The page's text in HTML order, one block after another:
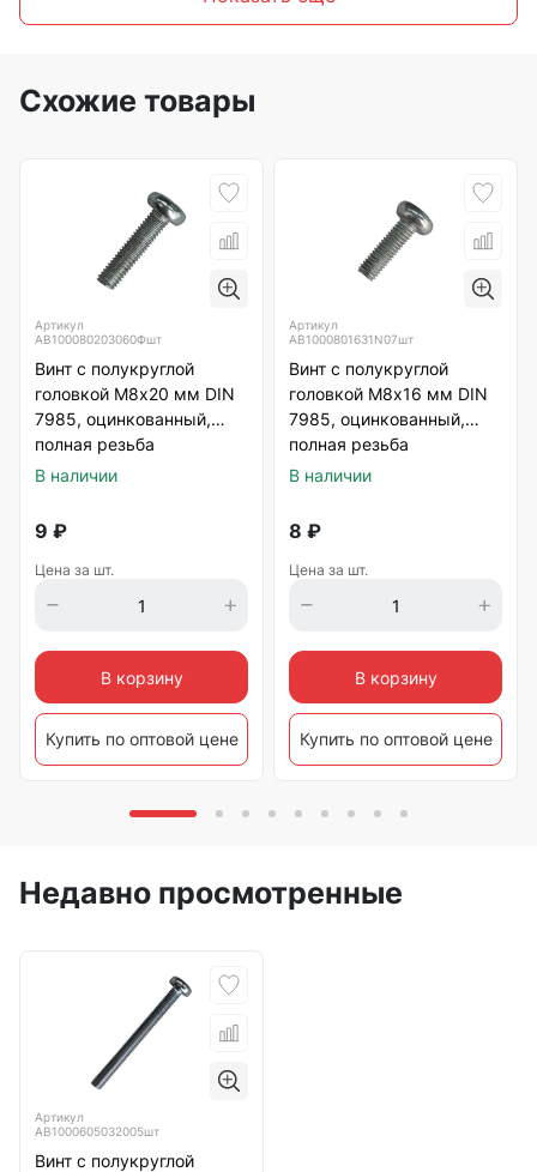
Схожие товары
Артикул
АВ100080203060Фшт
Винт с полукруглой
головкой М8х20 мм DIN
7985, оцинкованный,
полная резьба
В наличии
9 ₽
Цена за шт.
В корзину
Купить по оптовой цене
Артикул
АВ1000801631N07шт
Винт с полукруглой
головкой М8х16 мм DIN
7985, оцинкованный,
полная резьба
В наличии
8 ₽
Цена за шт.
В корзину
Купить по оптовой цене
Недавно просмотренные
Артикул
АВ1000605032005шт
Винт с полукруглой